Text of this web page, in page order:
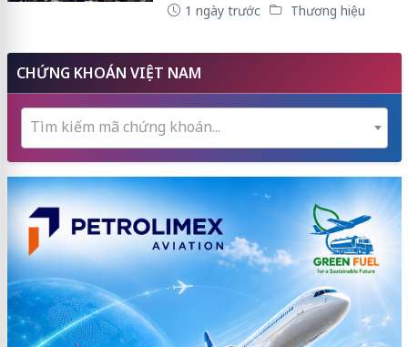
1 ngày trước Thương hiệu
CHỨNG KHOÁN VIỆT NAM
Tìm kiếm mã chứng khoán...